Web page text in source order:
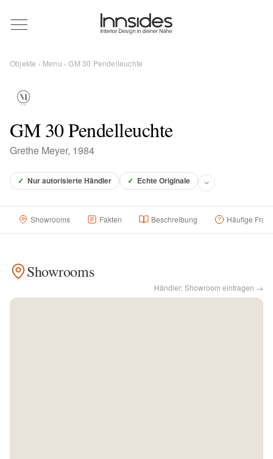
Magazin
Showrooms
Über uns
Kontakt
Objekte › Menu › GM 30 Pendelleuchte
GM 30 Pendelleuchte
Grethe Meyer, 1984
✓ Nur autorisierte Händler ✓ Echte Originale
Showrooms Fakten Beschreibung Häufige
Showrooms
Händler: Showroom eintragen →